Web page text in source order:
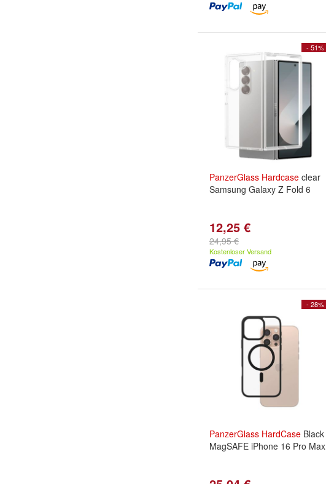
- 51%
PanzerGlass Hardcase clear
Samsung Galaxy Z Fold 6
12,25 €
24,95 €
Kostenloser Versand
- 28%
PanzerGlass HardCase Black
MagSAFE iPhone 16 Pro Max